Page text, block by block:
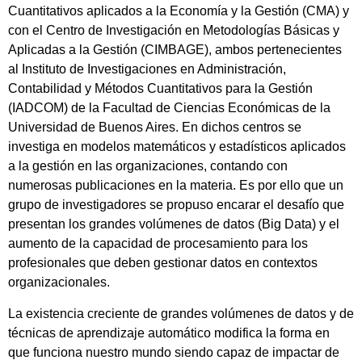
Cuantitativos aplicados a la Economía y la Gestión (CMA) y
con el Centro de Investigación en Metodologías Básicas y
Aplicadas a la Gestión (CIMBAGE), ambos pertenecientes
al Instituto de Investigaciones en Administración,
Contabilidad y Métodos Cuantitativos para la Gestión
(IADCOM) de la Facultad de Ciencias Económicas de la
Universidad de Buenos Aires. En dichos centros se
investiga en modelos matemáticos y estadísticos aplicados
a la gestión en las organizaciones, contando con
numerosas publicaciones en la materia. Es por ello que un
grupo de investigadores se propuso encarar el desafío que
presentan los grandes volúmenes de datos (Big Data) y el
aumento de la capacidad de procesamiento para los
profesionales que deben gestionar datos en contextos
organizacionales.
La existencia creciente de grandes volúmenes de datos y de
técnicas de aprendizaje automático modifica la forma en
que funciona nuestro mundo siendo capaz de impactar de